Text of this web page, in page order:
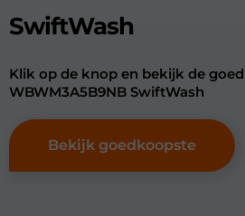
SwiftWash
Klik op de knop en bekijk de
WBWM3A5B9NB SwiftWash
Bekijk goedkoopste